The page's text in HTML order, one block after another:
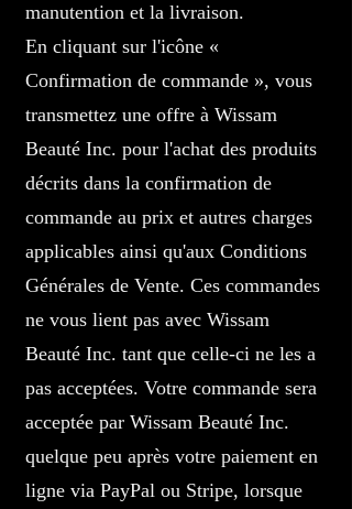
manutention et la livraison.
En cliquant sur l'icône «
Confirmation de commande », vous
transmettez une offre à Wissam
Beauté Inc. pour l'achat des produits
décrits dans la confirmation de
commande au prix et autres charges
applicables ainsi qu'aux Conditions
Générales de Vente. Ces commandes
ne vous lient pas avec Wissam
Beauté Inc. tant que celle-ci ne les a
pas acceptées. Votre commande sera
acceptée par Wissam Beauté Inc.
quelque peu après votre paiement en
ligne via PayPal ou Stripe, lorsque